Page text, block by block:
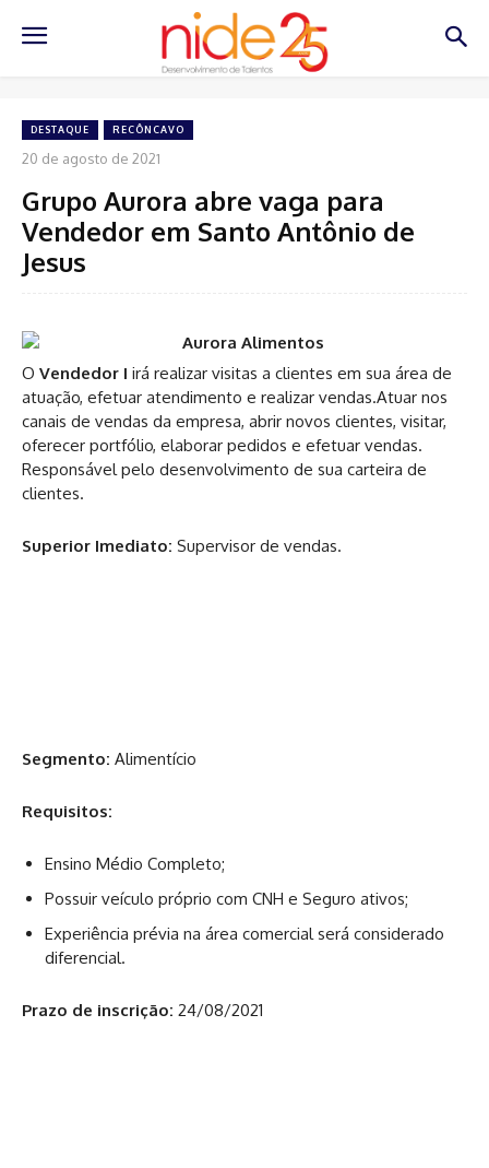
DESTAQUE RECÔNCAVO
20 de agosto de 2021
Grupo Aurora abre vaga para
Vendedor em Santo Antônio de
Jesus
O Vendedor I irá realizar visitas a clientes em sua área de
atuação, efetuar atendimento e realizar vendas.Atuar nos
canais de vendas da empresa, abrir novos clientes, visitar,
oferecer portfólio, elaborar pedidos e efetuar vendas.
Responsável pelo desenvolvimento de sua carteira de
clientes.
Superior Imediato: Supervisor de vendas.
Segmento: Alimentício
Requisitos:
Ensino Médio Completo;
Possuir veículo próprio com CNH e Seguro ativos;
Experiência prévia na área comercial será considerado
diferencial.
Prazo de inscrição: 24/08/2021